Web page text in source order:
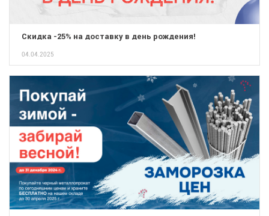
Скидка -25% на доставку в день рождения!
04.04.2025